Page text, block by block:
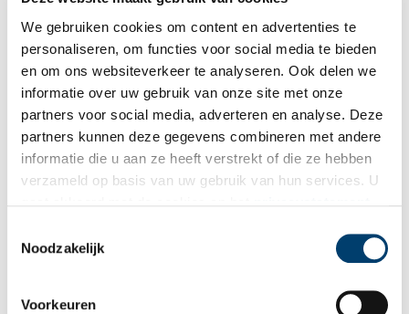
We gebruiken cookies om content en advertenties te
personaliseren, om functies voor social media te bieden
en om ons websiteverkeer te analyseren. Ook delen we
informatie over uw gebruik van onze site met onze
partners voor social media, adverteren en analyse. Deze
partners kunnen deze gegevens combineren met andere
informatie die u aan ze heeft verstrekt of die ze hebben
verzameld op basis van uw gebruik van hun services. U
Noodzakelijk
Voorkeuren
Publicatiedatum: 24/12/2025
Ontvang de nieuwsbrief
Wilt u op de hoogte blijven van de mooiste verhalen en het
laatste erfgoednieuws? Schrijf u dan nu in voor onze
Bij inschrijving gaat u akkoord met ons